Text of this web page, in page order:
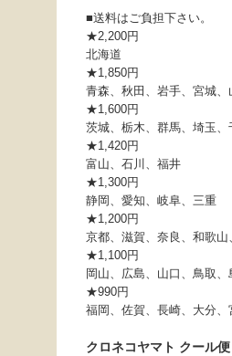
■送料はご負担下さい。
★2,200円
北海道
★1,850円
青森、秋田、岩手、宮城、
★1,600円
茨城、栃木、群馬、埼玉
★1,420円
富山、石川、福井
★1,300円
静岡、愛知、岐阜、三重
★1,200円
京都、滋賀、奈良、和歌
★1,100円
岡山、広島、山口、鳥取、
★990円
福岡、佐賀、長崎、大分
クロネコヤマト クール